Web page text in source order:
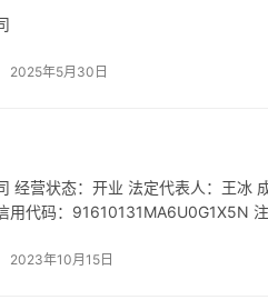
2025年5月30日
经营状态：开业 法定代表人：王冰
代码：91610131MA6U0G1X5N
2023年10月15日